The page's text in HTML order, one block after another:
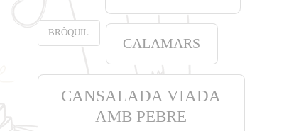
BRÒQUIL
CALAMARS
CANSALADA VIADA
AMB PEBRE